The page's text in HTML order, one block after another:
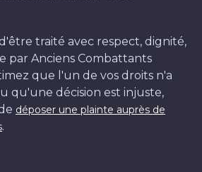
traité avec respect, dignité,
par Anciens Combattants
que l'un de vos droits n'a
qu'une décision est injuste,
déposer une plainte auprès de
.